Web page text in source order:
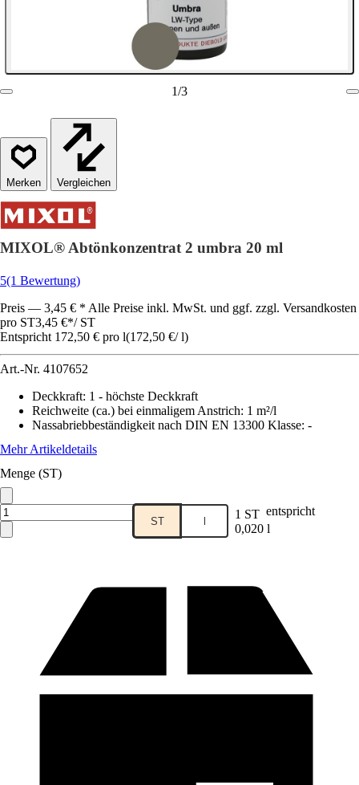
1/3
Vergleichen
MIXOL® Abtönkonzentrat 2 umbra 20 ml
5(1 Bewertung)
Preis — 3,45 € * Alle Preise inkl. MwSt. und ggf. zzgl. Versandkosten
pro ST3,45 €*/ ST
Entspricht 172,50 € pro l(172,50 €/ l)
Art.-Nr. 4107652
Deckkraft: 1 - höchste Deckkraft
Reichweite (ca.) bei einmaligem Anstrich: 1 m²/l
Nassabriebbeständigkeit nach DIN EN 13300 Klasse: -
Mehr Artikeldetails
Menge (ST)
ST l 1 ST entspricht
0,020 l